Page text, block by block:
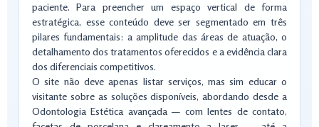
paciente. Para preencher um espaço vertical de forma
estratégica, esse conteúdo deve ser segmentado em três
pilares fundamentais: a amplitude das áreas de atuação, o
detalhamento dos tratamentos oferecidos e a evidência clara
dos diferenciais competitivos.
O site não deve apenas listar serviços, mas sim educar o
visitante sobre as soluções disponíveis, abordando desde a
Odontologia Estética avançada — com lentes de contato,